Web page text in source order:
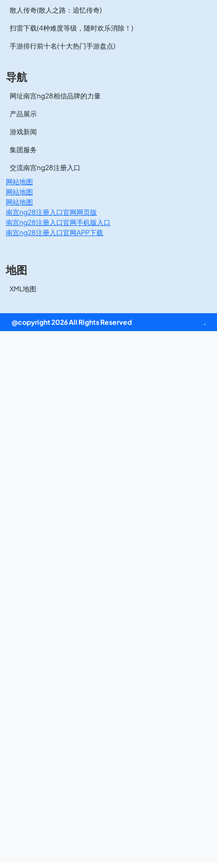
散人传奇(散人之路：追忆传奇)
扫雷下载(4种难度等级，随时欢乐消除！)
手游排行前十名(十大热门手游盘点)
导航
网址南宫ng28相信品牌的力量
产品展示
游戏新闻
集团服务
交流南宫ng28注册入口
网站地图
网站地图
网站地图
南宫ng28注册入口官网网页版
南宫ng28注册入口官网手机版入口
南宫ng28注册入口官网APP下载
地图
XML地图
@copyright 2026 All Rights Reserved .